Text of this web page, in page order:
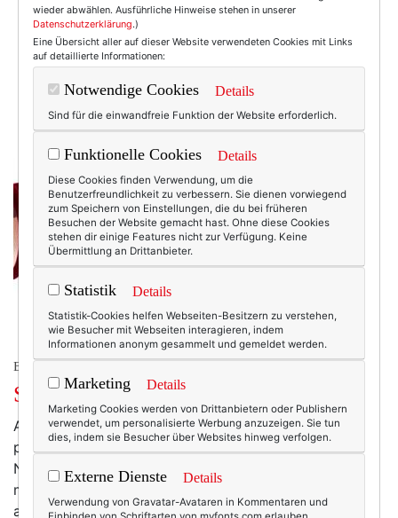
Tag: Roter Samt
BEAUTY & FASHION
Samt und Sonne
Also, wäre ich Nikolaus auf Hawaii, dann wäre das die
perfekte Sonnebrille: (Foto: vogue.de) Roter
Nikolaussamt, von Armani in eine XXL-Sonnenbrille
metamorphiert. Hach, absurd kann so schön sein! Und
an Weihnachten ist ja sowieso jeder Schmarrn erlaubt,
wieder abwählen. Ausführliche Hinweise stehen in unserer
Datenschutzerklärung.)
Eine Übersicht aller auf dieser Website verwendeten Cookies mit Links
auf detaillierte Informationen:
Notwendige Cookies Details
Sind für die einwandfreie Funktion der Website erforderlich.
Funktionelle Cookies Details
Diese Cookies finden Verwendung, um die
Benutzerfreundlichkeit zu verbessern. Sie dienen vorwiegend
zum Speichern von Einstellungen, die du bei früheren
Besuchen der Website gemacht hast. Ohne diese Cookies
stehen dir einige Features nicht zur Verfügung. Keine
Übermittlung an Drittanbieter.
Statistik Details
Statistik-Cookies helfen Webseiten-Besitzern zu verstehen,
wie Besucher mit Webseiten interagieren, indem
Informationen anonym gesammelt und gemeldet werden.
Marketing Details
Marketing Cookies werden von Drittanbietern oder Publishern
verwendet, um personalisierte Werbung anzuzeigen. Sie tun
dies, indem sie Besucher über Websites hinweg verfolgen.
Externe Dienste Details
Verwendung von Gravatar-Avataren in Kommentaren und